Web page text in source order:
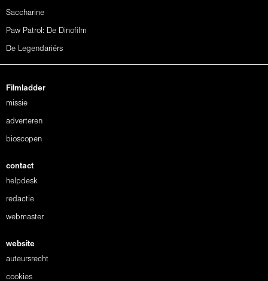
Saccharine
Paw Patrol: De Dinofilm
De Legendariërs
Filmladder
missie
adverteren
bioscopen
contact
helpdesk
redactie
webmaster
website
auteursrecht
cookies